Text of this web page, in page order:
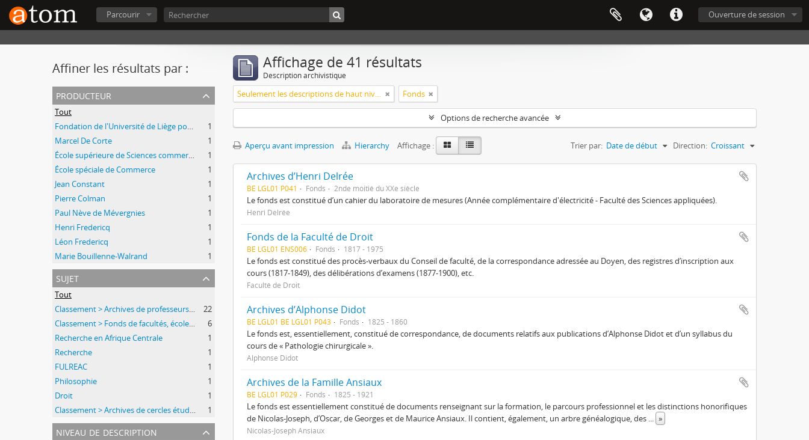
Ouverture de session
Parcourir
Affiner les résultats par :
producteur
Tout
Fondation de l'Université de Liège pour les Recherches Scientifiques en Afrique Centrale (FULREAC)
1
Marcel De Corte
1
École supérieure de Sciences commerciales et économiques
1
École spéciale de Commerce
1
Jean Constant
1
Pierre Colman
1
Paul Nève de Mévergnies
1
Henri Fredericq
1
Léon Fredericq
1
Marie Bouillenne-Walrand
1
sujet
Tout
Classement > Archives de professeurs et chercheurs
22
Classement > Fonds de facultés, écoles, départements, instituts
6
Recherche en Afrique Centrale
1
Recherche
1
FULREAC
1
Philosophie
1
Droit
1
Classement > Archives de cercles étudiants
1
niveau de description
Affichage de 41 résultats
Description archivistique
Seulement les descriptions de haut niveau Fonds
Options de recherche avancée
Aperçu avant impression Hierarchy Affichage : Trier par: Date de début Direction: Croissant
Archives d’Henri Delrée
BE LGL01 P041 Fonds 2nde moitié du XXe siècle
Le fonds est constitué d’un cahier du laboratoire de mesures (Année complémentaire d'électricité - Faculté des Sciences appliquées).
Henri Delrée
Fonds de la Faculté de Droit
BE LGL01 ENS006 Fonds 1817 - 1975
Le fonds est constitué des procès-verbaux du Conseil de faculté, de la correspondance adressée au Doyen, des registres d’inscription aux
cours (1817-1849), des délibérations d’examens (1877-1900), etc.
Faculté de Droit
Archives d’Alphonse Didot
BE LGL01 BE LGL01 P043 Fonds 1825 - 1860
Le fonds est, essentiellement, constitué de correspondance, de documents relatifs aux publications d’Alphonse Didot et d’un syllabus du
cours de « Pathologie chirurgicale ».
Alphonse Didot
Archives de la Famille Ansiaux
BE LGL01 P029 Fonds 1825 - 1921
Le fonds est essentiellement constitué de documents renseignant sur la formation, le parcours professionnel et les distinctions honorifiques
de Nicolas-Joseph, d’Oscar, de Georges et de Maurice Ansiaux. Il contient, également, un arbre généalogique, des ... »
Nicolas-Joseph Ansiaux